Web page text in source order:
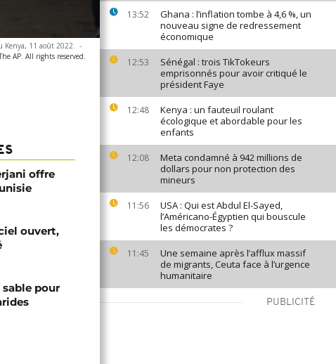
13:52
Ghana : l’inflation tombe à 4,6 %, un
nouveau signe de redressement
économique
12:53
Sénégal : trois TikTokeurs
emprisonnés pour avoir critiqué le
président Faye
12:48
Kenya : un fauteuil roulant
écologique et abordable pour les
enfants
12:08
Meta condamné à 942 millions de
dollars pour non protection des
mineurs
11:56
USA : Qui est Abdul El-Sayed,
l’Américano-Égyptien qui bouscule
les démocrates ?
11:45
Une semaine après l’afflux massif
de migrants, Ceuta face à l’urgence
humanitaire
PUBLICITÉ
Kenya, 11 août 2022. -
AP. All rights reserved.
offre
ouvert,
sable pour